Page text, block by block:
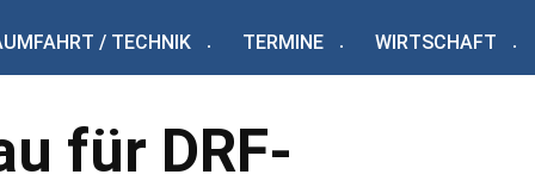
/ TECHNIK TERMINE WIRTSCHAFT
für DRF-